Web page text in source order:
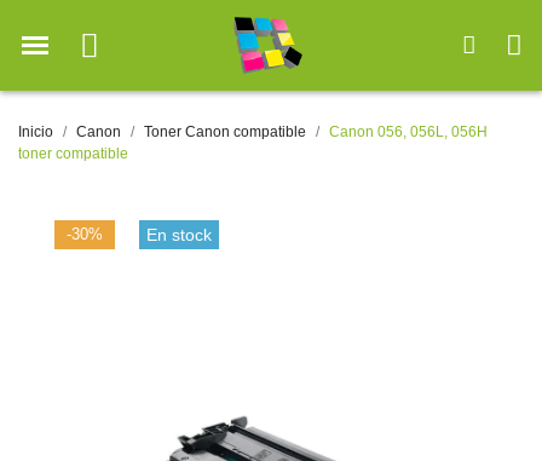
Inicio Canon Toner Canon compatible
Canon 056, 056L, 056H
toner compatible
-30% En stock